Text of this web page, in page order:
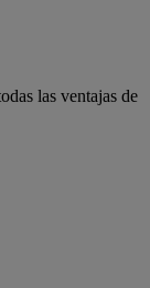
las ventajas de